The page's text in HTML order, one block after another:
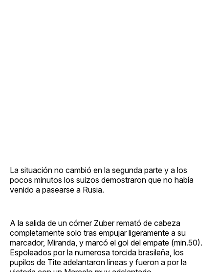
La situación no cambió en la segunda parte y a los
pocos minutos los suizos demostraron que no había
venido a pasearse a Rusia.
A la salida de un córner Zuber remató de cabeza
completamente solo tras empujar ligeramente a su
marcador, Miranda, y marcó el gol del empate (min.50).
Espoleados por la numerosa torcida brasileña, los
pupilos de Tite adelantaron líneas y fueron a por la